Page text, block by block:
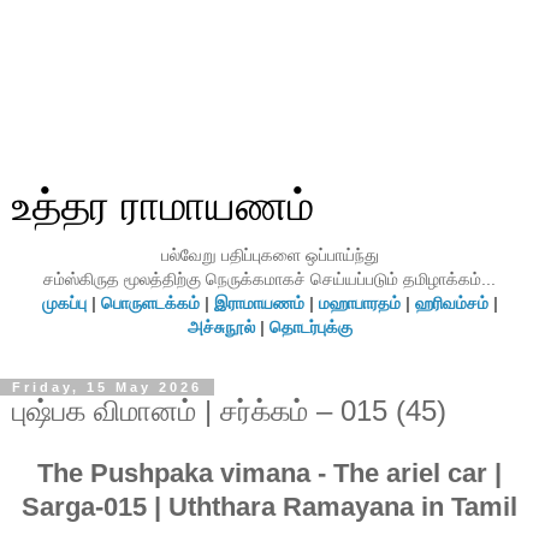
உத்தர ராமாயணம்
பல்வேறு பதிப்புகளை ஒப்பாய்ந்து
சம்ஸ்கிருத மூலத்திற்கு நெருக்கமாகச் செய்யப்படும் தமிழாக்கம்...
முகப்பு| பொருளடக்கம்| இராமாயணம்| மஹாபாரதம்| ஹரிவம்சம்|
அச்சுநூல்| தொடர்புக்கு
Friday, 15 May 2026
புஷ்பக விமானம் | சர்க்கம் – 015 (45)
The Pushpaka vimana - The ariel car |
Sarga-015 | Uththara Ramayana in Tamil